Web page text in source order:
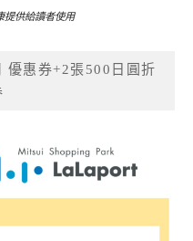
提供給讀者使用
優惠券+2張500日圓折